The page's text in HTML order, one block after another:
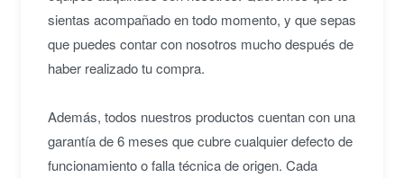
sientas acompañado en todo momento, y que sepas
que puedes contar con nosotros mucho después de
haber realizado tu compra.
Además, todos nuestros productos cuentan con una
garantía de 6 meses que cubre cualquier defecto de
funcionamiento o falla técnica de origen. Cada